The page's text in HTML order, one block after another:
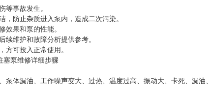
等事故发生。
防止杂质进入泵内，造成二次污染。
效果和泵的性能。
维护和故障分析提供参考。
方可投入正常使用。
体漏油、工作噪声变大、过热、温度过高、振动大、卡死、漏油